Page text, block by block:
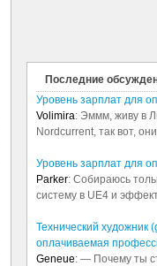
Последние
Уровень зарплат для
Volimira: Эммм, живу в
Nordcurrent, так вот,
Уровень зарплат для
Parker: Собираюсь
систему в UE4 и
Технический художник
оплачиваемая
Geneue: — Почему ты